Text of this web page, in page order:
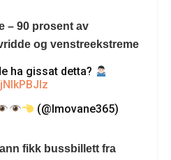
– 90 prosent av
og venstreekstreme
ha gissat detta?
(@Imovane365)
fikk bussbillett fra